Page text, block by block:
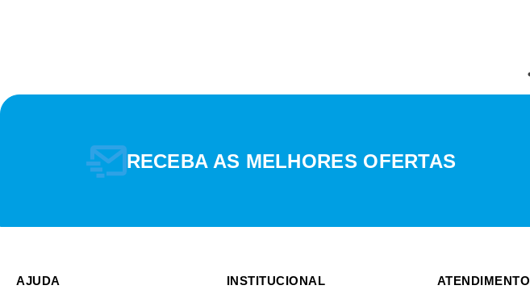
TIPO DE MATERIAL
RECEBA AS MELHORES OFERTAS
AJUDA INSTITUCIONAL ATENDIMENTO